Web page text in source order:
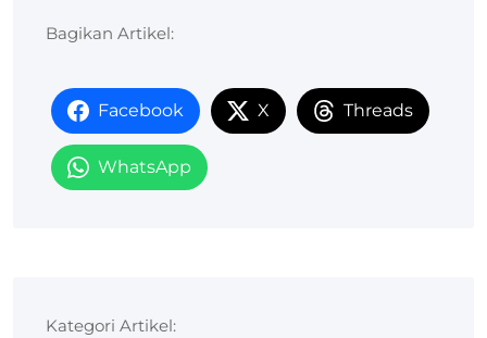
Bagikan Artikel:
Facebook X Threads
WhatsApp
Kategori Artikel: